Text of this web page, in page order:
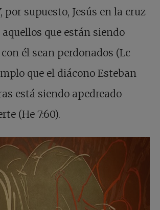
por supuesto, Jesús en la cruz
aquellos que están siendo
él sean perdonados (Lc
que el diácono Esteban
está siendo apedreado
(He 7:60).